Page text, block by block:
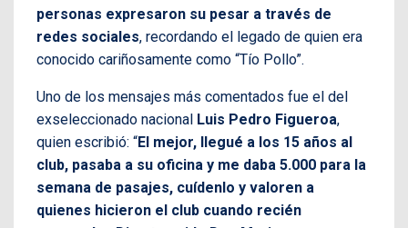
personas expresaron su pesar a través de
redes sociales, recordando el legado de quien era
conocido cariñosamente como “Tío Pollo”.
Uno de los mensajes más comentados fue el del
exseleccionado nacional Luis Pedro Figueroa,
quien escribió: “El mejor, llegué a los 15 años al
club, pasaba a su oficina y me daba 5.000 para la
semana de pasajes, cuídenlo y valoren a
quienes hicieron el club cuando recién